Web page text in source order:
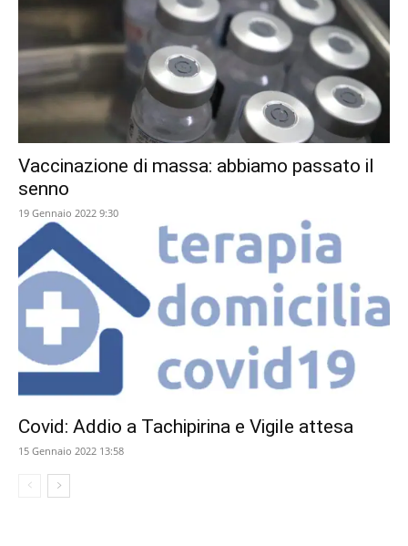
Vaccinazione di massa: abbiamo passato il
senno
19 Gennaio 2022 9:30
Covid: Addio a Tachipirina e Vigile attesa
15 Gennaio 2022 13:58